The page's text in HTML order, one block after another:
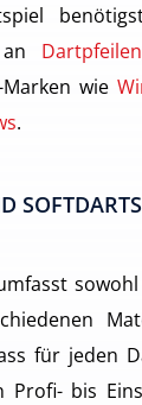
Dartpfeilen
wie
.
sowohl
für jeden
Profi- bis